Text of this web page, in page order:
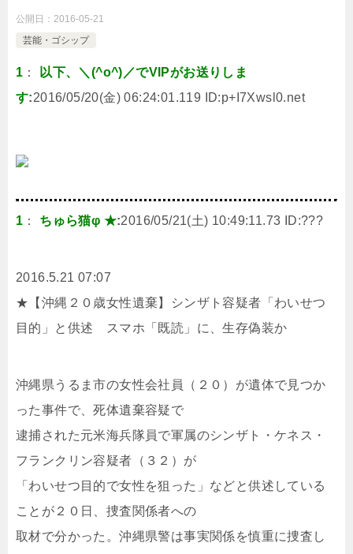
公開日： 2016-05-21
芸能・ゴシップ
1 ：
以下、＼(^o^)／でVIPがお送りしま
す:2016/05/20(金) 06:24:01.119 ID:p+I7Xwsl0.net
1 ： ちゅら猫φ ★:2016/05/21(土) 10:49:11.73 ID:???
2016.5.21 07:07
★【沖縄２０歳女性遺棄】シンザト容疑者「わいせつ
目的」と供述 スマホ「既読」に、生存偽装か
沖縄県うるま市の女性会社員（２０）が遺体で見つか
った事件で、死体遺棄容疑で
逮捕された元米海兵隊員で軍属のシンザト・ケネス・
フランクリン容疑者（３２）が
「わいせつ目的で女性を狙った」などと供述している
ことが２０日、捜査関係者への
取材で分かった。沖縄県警は事実関係を慎重に捜査し